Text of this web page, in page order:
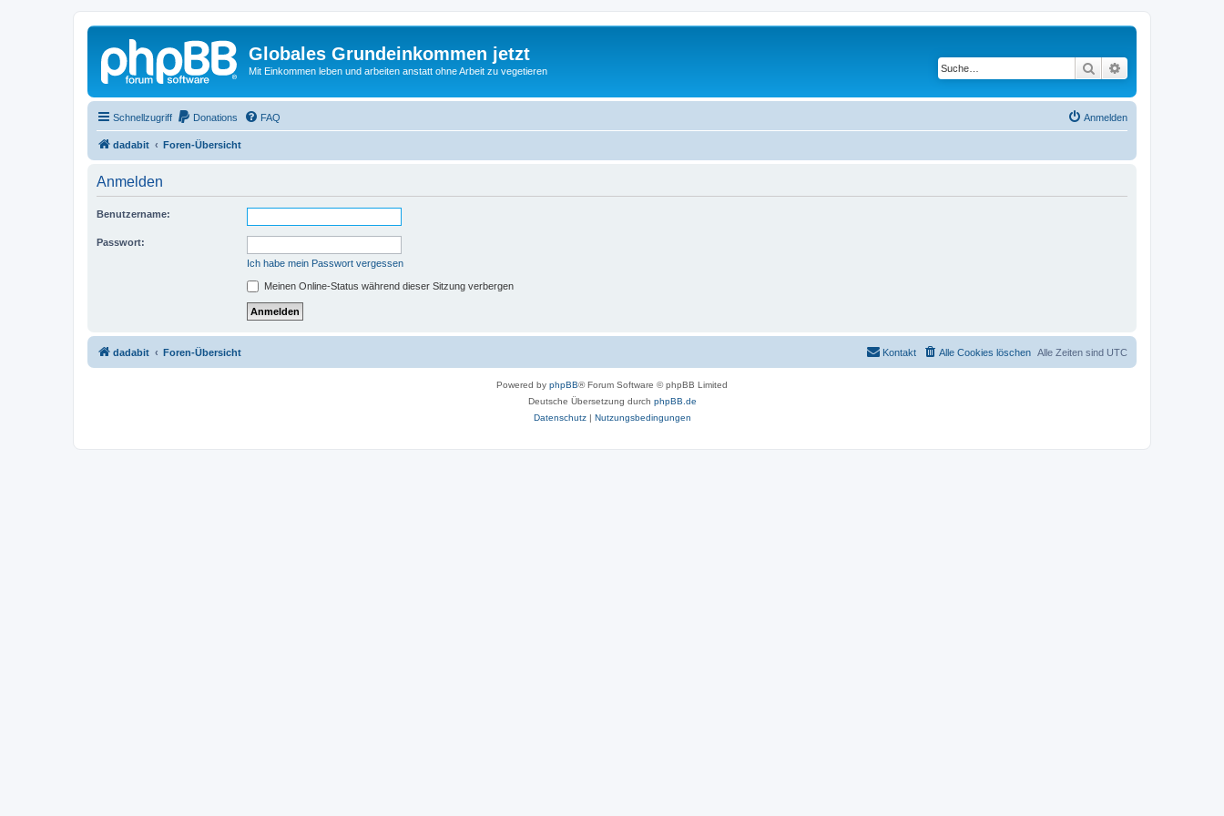
Globales Grundeinkommen jetzt
Mit Einkommen leben und arbeiten anstatt ohne Arbeit zu vegetieren Suche
Schnellzugriff Donations FAQ Anmelden
dadabit Foren-Übersicht
Anmelden
Benutzername:
Passwort:
Ich habe mein Passwort vergessen
Meinen Online-Status während dieser Sitzung verbergen
dadabit Foren-Übersicht Alle Zeiten sind UTC
Alle Cookies löschen
Kontakt
Powered by phpBB® Forum Software © phpBB Limited
Deutsche Übersetzung durch phpBB.de
Datenschutz| Nutzungsbedingungen